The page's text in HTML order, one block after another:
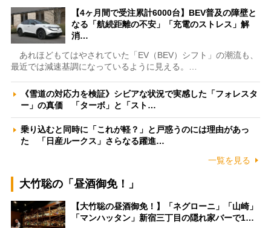
【4ヶ月間で受注累計6000台】BEV普及の障壁と
なる「航続距離の不安」「充電のストレス」解
消…
あれほどもてはやされていた「EV（BEV）シフト」の潮流も、
最近では減速基調になっているように見える。…
《雪道の対応力を検証》シビアな状況で実感した「フォレスタ
ー」の真価 「ターボ」と「スト…
乗り込むと同時に「これが軽？」と戸惑うのには理由があっ
た 「日産ルークス」さらなる躍進…
一覧を見る
大竹聡の「昼酒御免！」
【大竹聡の昼酒御免！】「ネグローニ」「山崎」
「マンハッタン」新宿三丁目の隠れ家バーで1…